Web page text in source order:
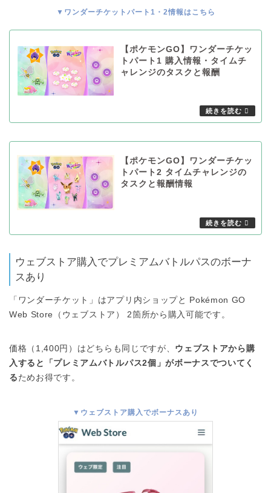
▼ワンダーチケットパート1・2情報はこちら
【ポケモンGO】ワンダーチケッ
トパート1 購入情報・タイムチ
ャレンジのタスクと報酬
【ポケモンGO】ワンダーチケッ
トパート2 タイムチャレンジの
タスクと報酬情報
ウェブストア購入でプレミアムバトルパスのボーナ
スあり
「ワンダーチケット」はアプリ内ショップと Pokémon GO
Web Store（ウェブストア） 2箇所から購入可能です。
価格（1,400円）はどちらも同じですが、 ウェブストアから購
入すると「プレミアムバトルパス2個」がボーナスでついてく
る ためお得です。
▼ウェブストア購入でボーナスあり